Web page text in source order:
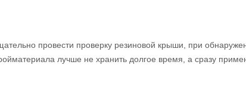
провести проверку резиновой крыши, при
лучше не хранить долгое время, а сразу